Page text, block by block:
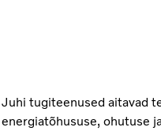
Juhi tugiteenused aitavad
energiatõhususe, ohutuse